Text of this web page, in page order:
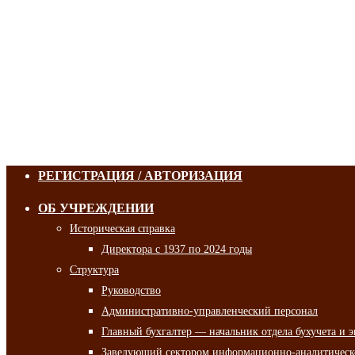
РЕГИСТРАЦИЯ / АВТОРИЗАЦИЯ
ОБ УЧРЕЖДЕНИИ
Историческая справка
Директора с 1937 по 2024 годы
Структура
Руководство
Административно-управленческий персонал
Главный бухгалтер — начальник отдела бухучета и
Заведующий сектором информационно-